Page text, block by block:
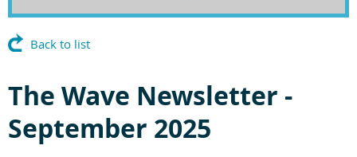
Back to list
The Wave Newsletter -
September 2025